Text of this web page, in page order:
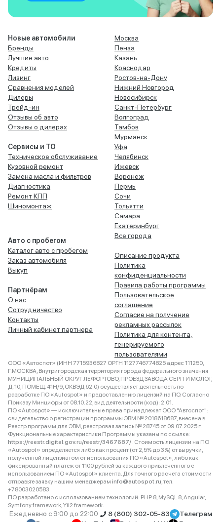
Новые автомобили
Бренды
Лучшие авто
Кредиты
Лизинг
Сравнения моделей
Дилеры
Трейд-ин
Отзывы об авто
Отзывы о дилерах
Сервисы и ТО
Техническое обслуживание
Кузовной ремонт
Замена масла и фильтров
Диагностика
Ремонт КПП
Шиномонтаж
Авто с пробегом
Каталог авто с пробегом
Заказ автомобиля
Выкуп
Партнёрам
О нас
Сотрудничество
Контакты
Личный кабинет партнера
Москва
Пенза
Казань
Краснодар
Ростов-на-Дону
Нижний Новгород
Новосибирск
Санкт-Петербург
Волгоград
Тамбов
Мурманск
Уфа
Челябинск
Ижевск
Воронеж
Пермь
Сочи
Тольятти
Самара
Екатеринбург
Все города
Описание продукта
Политика
конфиденциальности
Правила работы программы
Пользовательское
соглашение
Согласие на получение
рекламных рассылок
Политика для контента,
генерируемого
пользователями
ООО «Автоспот» (ИНН 7715936827 ОРГН 1127746774825 адрес 111250,
Г.МОСКВА, Внутригородская территория города федерального значения
МУНИЦИПАЛЬНЫЙ ОКРУГ ЛЕФОРТОВО, ПРОЕЗД ЗАВОДА СЕРП И МОЛОТ,
Д. 10, ПОМЕЩ. 41Н/9, ОКВЭД 62.0) осуществляет деятельность по
разработке ПО «Autospot» и предоставлению лицензий на ПО. Согласно
Приказу Минцифры от 08.10.22, вид деятельности (код): 2.01.
ПО «Autospot» — исключительные права принадлежат ООО "Автоспот":
свидетельство о регистрации программы ЭВМ № 2018618687, внесена в
Реестр программ для ЭВМ, реестровая запись № 28745 от 09.07.2025 г.
Функциональные характеристики Программы указаны по ссылке:
https://reestr.digital.gov.ru/reestr/3467687/ . Стоимость лицензии на ПО
«Autospot» определяется либо как процент (от 2,5% до 3%) от выручки,
полученной лицензиатом от использования ПО «Autospot», либо как
фиксированный платеж от 1100 рублей за каждого привлеченного с
использованием ПО «Autospot» клиента. Для точного расчета стоимости
отправьте заявку нашим менеджерам info@autospot.ru, тел.
+78003020583
ПО разработано с использованием технологий: PHP 8, MySQL 8, Angular,
Symfony framework, Yii2 framework.
Ежедневно с 9:00 до 22:00 8 (800) 302-05-83
Телеграм